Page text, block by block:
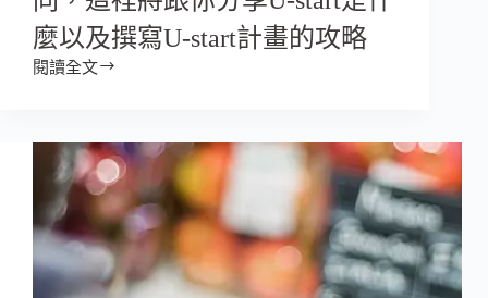
麼以及撰寫U-start計畫的攻略
閱讀全文